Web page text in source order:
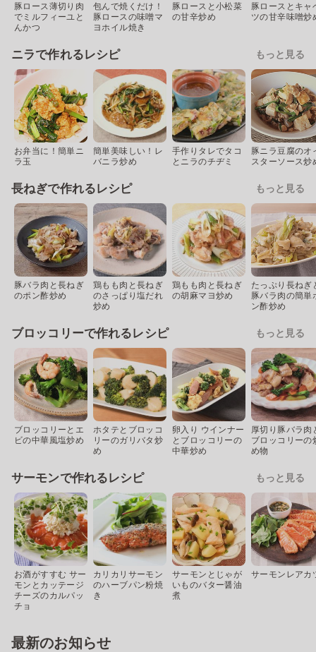
豚ロース薄切り肉
でミルフィーユと
んかつ
包んで焼くだけ！
豚ロースの味噌マ
ヨホイル焼き
豚ロースと小松菜
の甘辛炒め
豚ロースとキャ
ツの甘辛味噌炒
ニラで作れるレシピ もっと見る
お弁当に！簡単ニ
ラ玉
簡単美味しい！レ
バニラ炒め
手作りタレでタコ
とニラのチヂミ
豚ニラ豆腐のオ
スターソース炒
長ねぎで作れるレシピ もっと見る
豚バラ肉と長ねぎ
のポン酢炒め
鶏もも肉と長ねぎ
のさっぱり塩だれ
炒め
鶏もも肉と長ねぎ
の胡麻マヨ炒め
たっぷり長ねぎ
豚バラ肉の簡単
ン酢炒め
ブロッコリーで作れるレシピ もっと見る
ブロッコリーとエ
ビの中華風塩炒め
ホタテとブロッコ
リーのガリバタ炒
め
卵入り ウインナー
とブロッコリーの
中華炒め
厚切り豚バラ肉
ブロッコリーの
め物
サーモンで作れるレシピ もっと見る
お酒がすすむ サー
モンとカッテージ
チーズのカルパッ
チョ
カリカリサーモン
のハーブパン粉焼
き
サーモンとじゃが
いものバター醤油
煮
サーモンレアカ
最新のお知らせ